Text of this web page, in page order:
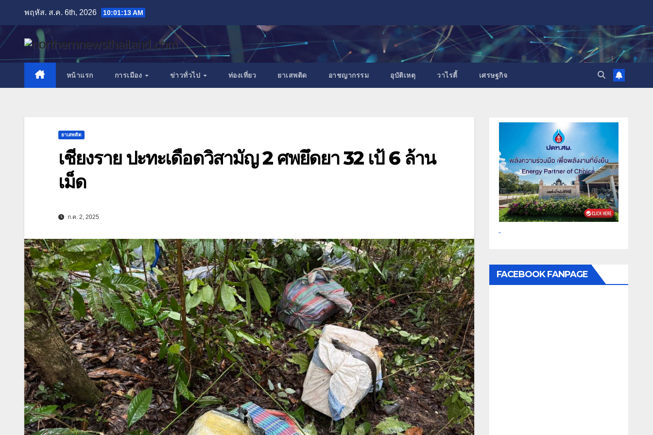
content
พฤหัส. ส.ค. 6th, 2026 10:01:14 AM
หน้าแรก การเมือง ข่าวทั่วไป ท่องเที่ยว ยาเสพติด อาชญากรรม อุบัติเหตุ วาไรตี้ เศรษฐกิจ
ยาเสพติด
เชียงราย ปะทะเดือดวิสามัญ 2 ศพยึดยา 32 เป้ 6 ล้าน
เม็ด
ก.ค. 2, 2025
FACEBOOK FANPAGE